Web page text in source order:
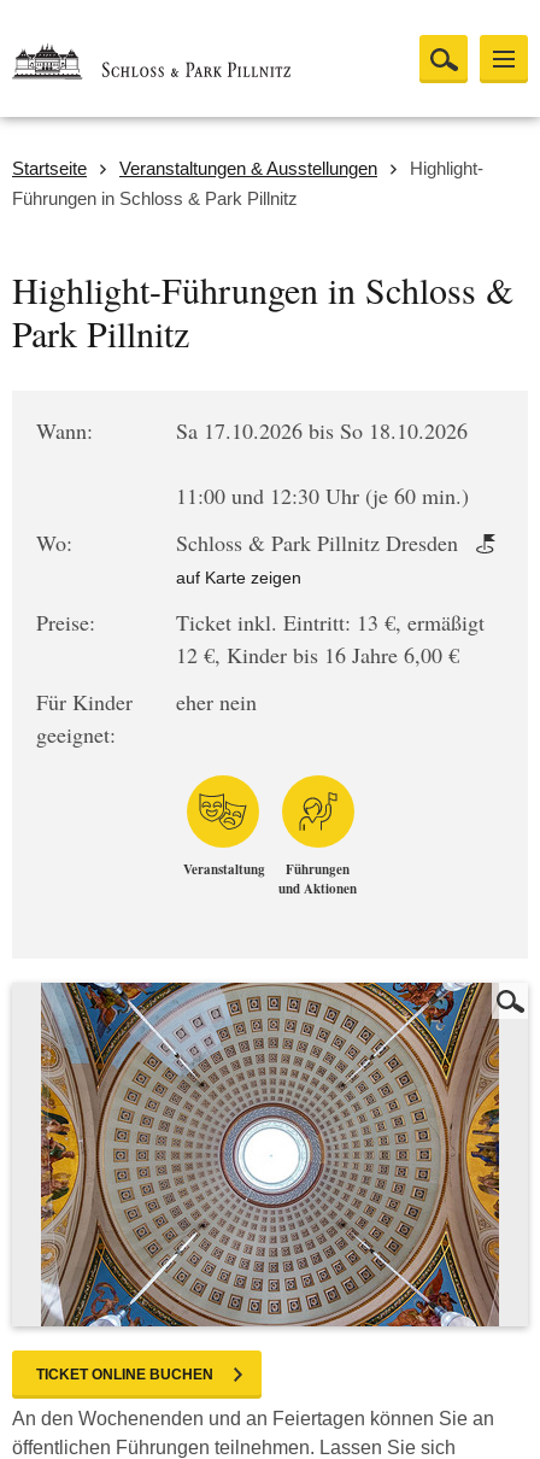
Startseite Veranstaltungen & Ausstellungen
Highlight-
Führungen in Schloss & Park Pillnitz
Highlight-Führungen in Schloss &
Park Pillnitz
Wann: Sa 17.10.2026 bis So 18.10.2026
11:00 und 12:30 Uhr (je 60 min.)
Wo:
Schloss & Park Pillnitz Dresden
auf Karte zeigen
Preise:
Ticket inkl. Eintritt: 13 €, ermäßigt
12 €, Kinder bis 16 Jahre 6,00 €
Für Kinder
geeignet:
eher nein
Veranstaltung
Führungen
und Aktionen
TICKET ONLINE BUCHEN
An den Wochenenden und an Feiertagen können Sie an
öffentlichen Führungen teilnehmen. Lassen Sie sich